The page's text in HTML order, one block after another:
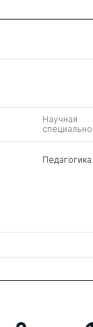
Научная
Педагогика